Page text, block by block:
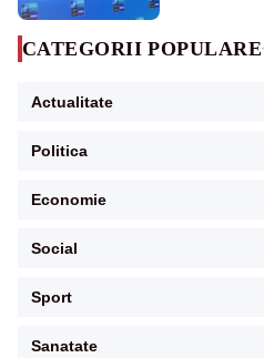
CATEGORII POPULARE
Actualitate
Politica
Economie
Social
Sport
Sanatate